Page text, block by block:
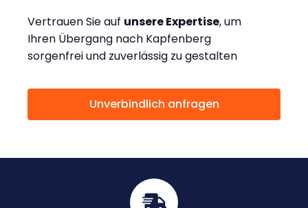
Vertrauen Sie auf unsere Expertise, um
Ihren Übergang nach Kapfenberg
sorgenfrei und zuverlässig zu gestalten
Unverbindlich anfragen